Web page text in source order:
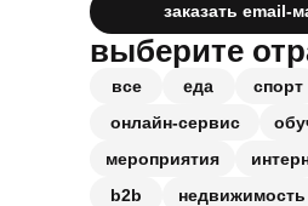
заказать email-
выберите
все еда спорт
онлайн-сервис
мероприятия
b2b
недвижимость